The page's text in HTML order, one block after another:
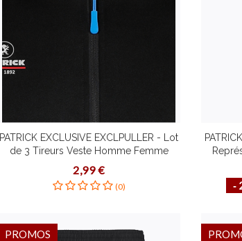
PATRICK EXCLUSIVE EXCLPULLER - Lot
de 3 Tireurs Veste Homme Femme
Enfants Plusieurs Couleurs Taille Unique
Adapté à Tous Goûts
2,99 €
(0) ‐
PROMOS